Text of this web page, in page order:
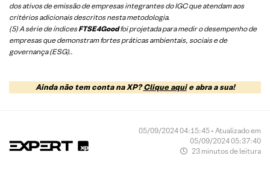
dos ativos de emissão de empresas integrantes do IGC que atendam aos
critérios adicionais descritos nesta metodologia.
(5) A série de índicesFTSE4Goodfoi projetada para medir o desempenho de
empresas que demonstram fortes práticas ambientais, sociais e de
governança (ESG)..
Ainda não tem conta na XP?Clique aquie abra a sua!
05/09/2024 04:15:45 • Atualizado em
05/09/2024 05:37:40
23 minutos de leitura